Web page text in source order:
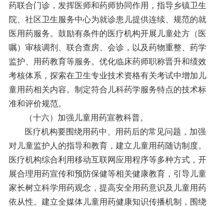
药联合门诊，发挥医师和药师协同作用，指导乡镇卫生
院、社区卫生服务中心为就诊患儿提供连续、规范的就
医用药服务。鼓励有条件的医疗机构开展儿童处方（医
嘱）审核调剂、联合查房、会诊，以及药物重整、药学
监护、用药教育等服务。优化临床药师职称晋升和绩效
考核体系，探索在卫生专业技术资格有关考试中增加儿
童用药相关内容。制定符合儿科药学服务特点的技术标
准和评价规范。
（十六）加强儿童用药宣教科普。
医疗机构要围绕用药中、用药后的常见问题，加强
对儿童监护人的指导和教育，建立儿童用药随访制度。
医疗机构综合利用移动互联网应用程序等多种方式，开
展合理用药宣传和预防保健等相关健康教育，引导儿童
家长树立科学用药观念，提高安全用药意识及儿童用药
依从性。建立全媒体儿童用药健康知识传播机制，围绕